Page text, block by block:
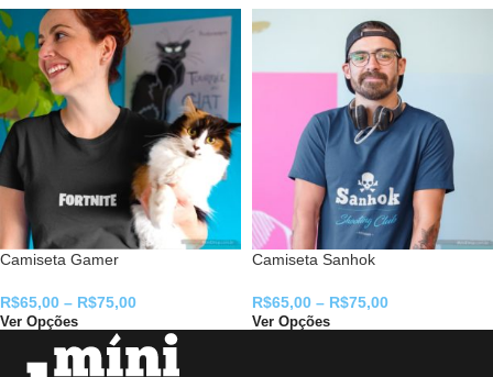
Camiseta Gamer
R$65,00 – R$75,00
Ver Opções
Camiseta Sanhok
R$65,00 – R$75,00
Ver Opções